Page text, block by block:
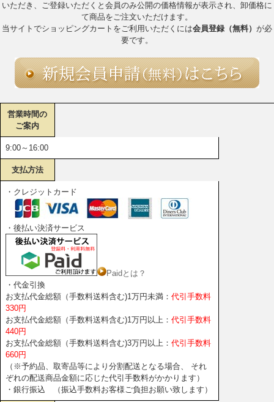
いただき、ご登録いただくと会員のみ公開の価格情報が表示され、卸価格に
て商品をご注文いただけます。
当サイトでショッピングカートをご利用いただくには会員登録（無料） が必
要です。
営業時間の
ご案内
9:00～16:00
支払方法
・クレジットカード
・後払い決済サービス
Paidとは？
・代金引換
お支払代金総額（手数料送料含む)1万円未満： 代引手数料
330円
お支払代金総額（手数料送料含む)1万円以上： 代引手数料
440円
お支払代金総額（手数料送料含む)3万円以上： 代引手数料
660円
（※予約品、取寄品等により分割配送となる場合、 それ
ぞれの配送商品金額に応じた代引手数料がかかります）
・銀行振込 （振込手数料お客様ご負担お願い致します）